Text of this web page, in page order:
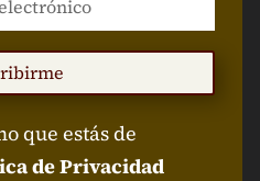
que estás de
de Privacidad